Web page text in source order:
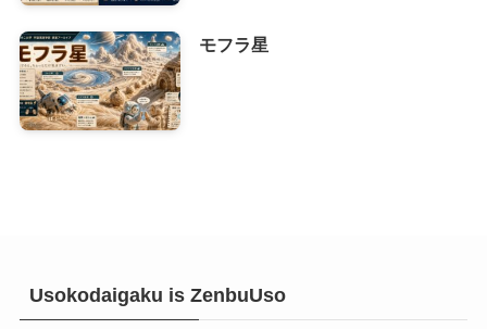
モフラ星
Usokodaigaku is ZenbuUso